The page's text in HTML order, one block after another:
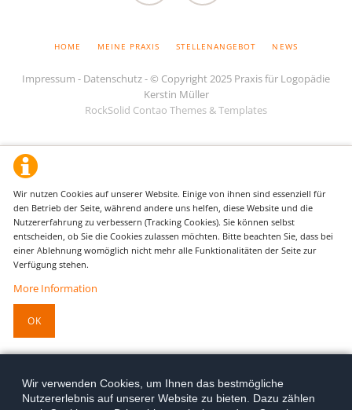
NAVIGATION
HOME MEINE PRAXIS STELLENANGEBOT NEWS
Impressum - Datenschutz- © Copyright 2025 Praxis für Logopädie
Kerstin Müller
RockSolid Contao Themes & Templates
Wir nutzen Cookies auf unserer Website. Einige von ihnen sind essenziell für
den Betrieb der Seite, während andere uns helfen, diese Website und die
Nutzererfahrung zu verbessern (Tracking Cookies). Sie können selbst
entscheiden, ob Sie die Cookies zulassen möchten. Bitte beachten Sie, dass bei
einer Ablehnung womöglich nicht mehr alle Funktionalitäten der Seite zur
Verfügung stehen.
More Information
OK
Wir verwenden Cookies, um Ihnen das bestmögliche
Nutzererlebnis auf unserer Website zu bieten. Dazu zählen